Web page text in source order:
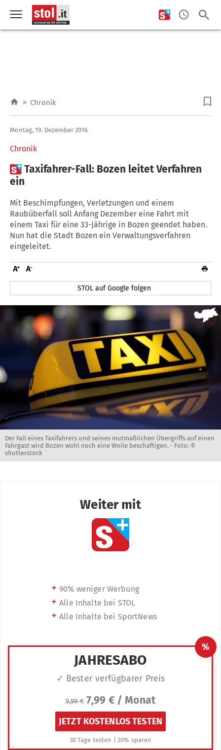
» Chronik
Chronik
Montag, 19. Dezember 2016
Taxifahrer-Fall: Bozen leitet Verfahren
ein
Mit Beschimpfungen, Verletzungen und einem
Raubüberfall soll Anfang Dezember eine Fahrt mit
einem Taxi für eine 33-Jährige in Bozen geendet haben.
Nun hat die Stadt Bozen ein Verwaltungsverfahren
eingeleitet.
STOL auf Google folgen
Der Fall eines Taxifahrers und seines mutmaßlichen Übergriffs auf einen
Fahrgast wird Bozen wohl noch eine Weile beschäftigen. - Foto: ©
shutterstock